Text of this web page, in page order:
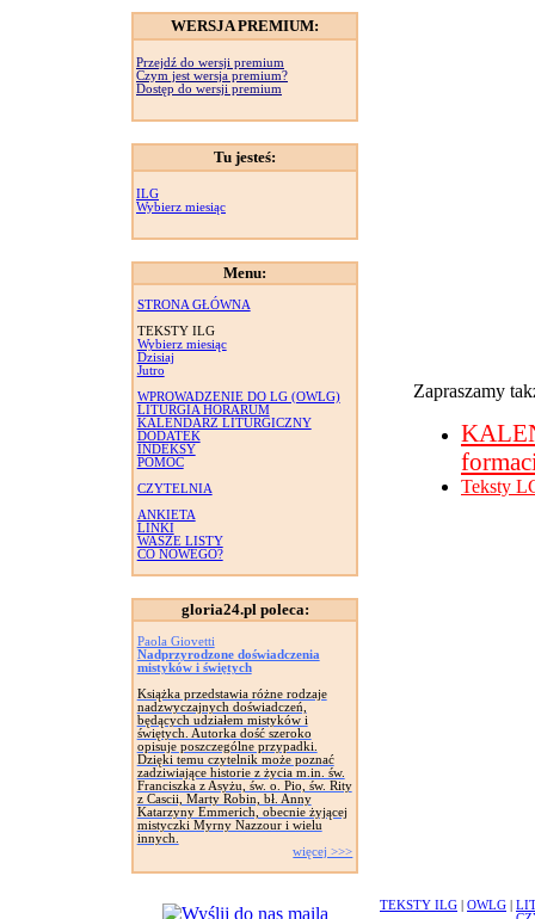
WERSJA PREMIUM:
Przejdź do wersji premium
Czym jest wersja premium?
Dostęp do wersji premium
Tu jesteś:
ILG
Wybierz miesiąc
Menu:
STRONA GŁÓWNA
TEKSTY ILG
Wybierz miesiąc
Dzisiaj
Jutro
WPROWADZENIE DO LG (OWLG)
LITURGIA HORARUM
KALENDARZ LITURGICZNY
DODATEK
INDEKSY
POMOC
CZYTELNIA
ANKIETA
LINKI
WASZE LISTY
CO NOWEGO?
gloria24.pl poleca:
Paola Giovetti
Nadprzyrodzone doświadczenia
mistyków i świętych
Książka przedstawia różne rodzaje
nadzwyczajnych doświadczeń,
będących udziałem mistyków i
świętych. Autorka dość szeroko
opisuje poszczególne przypadki.
Dzięki temu czytelnik może poznać
zadziwiające historie z życia m.in. św.
Franciszka z Asyżu, św. o. Pio, św. Rity
z Cascii, Marty Robin, bł. Anny
Katarzyny Emmerich, obecnie żyjącej
mistyczki Myrny Nazzour i wielu
innych.
więcej >>>
Zapraszamy
Teksty
TEKSTY ILG OWLG